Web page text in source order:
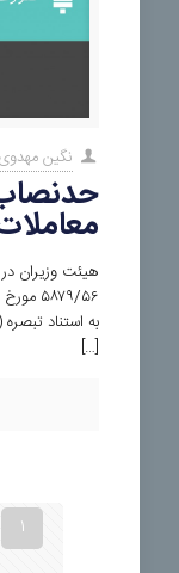
نگین مهدوی
معاملات
[…]
1